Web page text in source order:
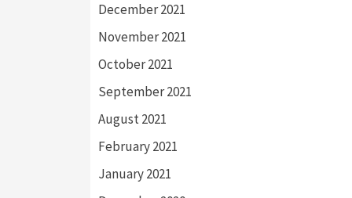
December 2021
November 2021
October 2021
September 2021
August 2021
February 2021
January 2021